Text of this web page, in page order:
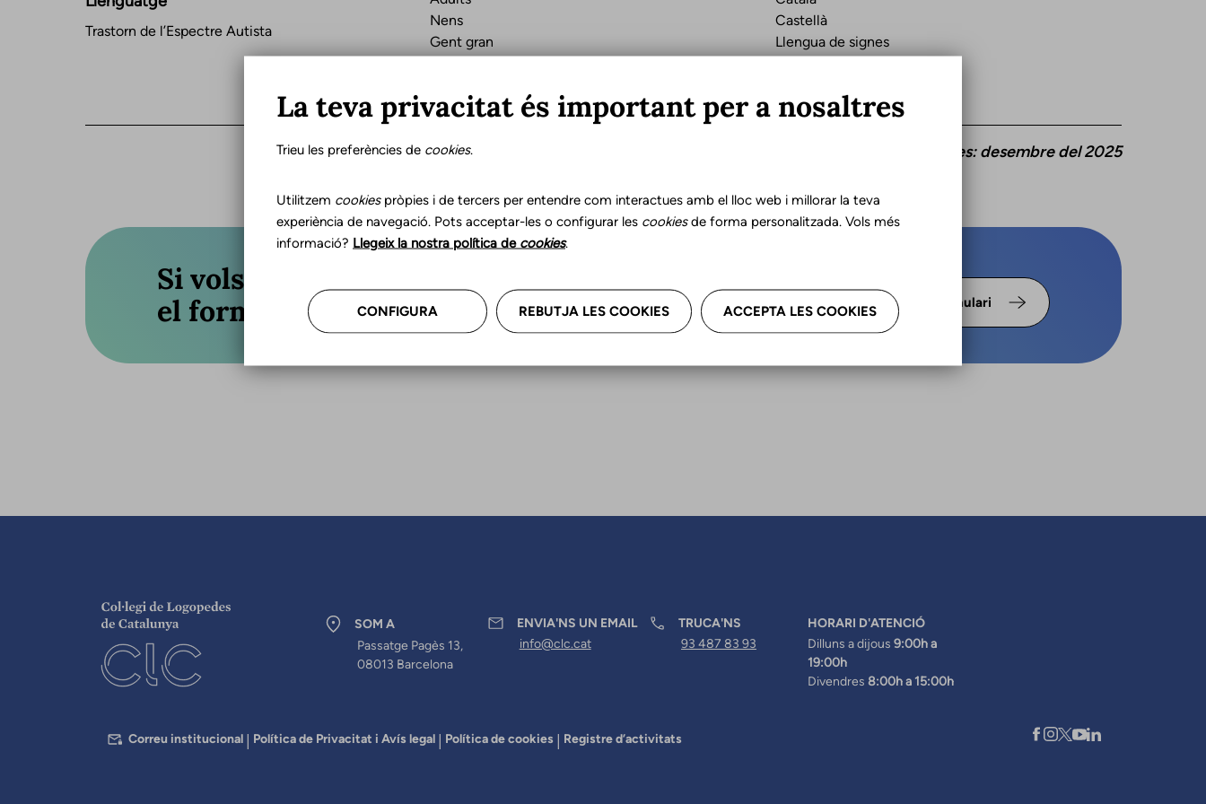
Trastorn de l’Espectre Autista
Nens
Gent gran
Castellà
Llengua de signes
Última actualització d'aquestes dades: desembre del 2025
Si vols actualitzar les teves dades professionals omple
el formulari o truca'ns.
Formulari
SOM A
Passatge Pagès 13,
08013 Barcelona
ENVIA'NS UN EMAIL
info@clc.cat
TRUCA'NS
93 487 83 93
HORARI D'ATENCIÓ
Dilluns a dijous 9:00h a
19:00h
Divendres 8:00h a 15:00h
PEUCorreu institucional Política de Privacitat i Avís legal Política de cookies Registre d’activitats
La teva privacitat és important per a nosaltres
Trieu les preferències de cookies.
Utilitzem cookiespròpies i de tercers per entendre com interactues amb el lloc web i millorar la teva
experiència de navegació. Pots acceptar-les o configurar les cookiesde forma personalitzada. Vols més
informació? Llegeix la nostra política de cookies.
CONFIGURA REBUTJA LES COOKIES ACCEPTA LES COOKIES